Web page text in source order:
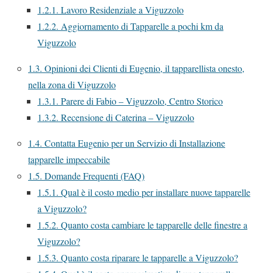
1.2.1. Lavoro Residenziale a Viguzzolo
1.2.2. Aggiornamento di Tapparelle a pochi km da
Viguzzolo
1.3. Opinioni dei Clienti di Eugenio, il tapparellista onesto,
nella zona di Viguzzolo
1.3.1. Parere di Fabio – Viguzzolo, Centro Storico
1.3.2. Recensione di Caterina – Viguzzolo
1.4. Contatta Eugenio per un Servizio di Installazione
tapparelle impeccabile
1.5. Domande Frequenti (FAQ)
1.5.1. Qual è il costo medio per installare nuove tapparelle
a Viguzzolo?
1.5.2. Quanto costa cambiare le tapparelle delle finestre a
Viguzzolo?
1.5.3. Quanto costa riparare le tapparelle a Viguzzolo?